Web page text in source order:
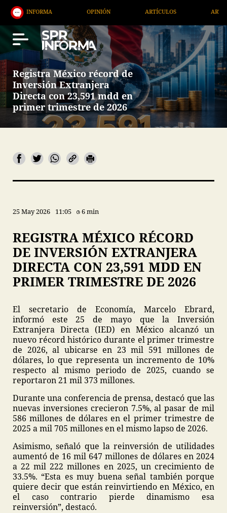
OPINIÓN ARTÍCULOS ARTE /
Registra México récord de
Inversión Extranjera
Directa con 23,591 mdd en
primer trimestre de 2026
25 May 2026 11:05 6 min
REGISTRA MÉXICO RÉCORD
DE INVERSIÓN EXTRANJERA
DIRECTA CON 23,591 MDD EN
PRIMER TRIMESTRE DE 2026
El secretario de Economía, Marcelo Ebrard,
informó este 25 de mayo que la Inversión
Extranjera Directa (IED) en México alcanzó un
nuevo récord histórico durante el primer trimestre
de 2026, al ubicarse en 23 mil 591 millones de
dólares, lo que representa un incremento de 10%
respecto al mismo periodo de 2025, cuando se
reportaron 21 mil 373 millones.
Durante una conferencia de prensa, destacó que las
nuevas inversiones crecieron 7.5%, al pasar de mil
586 millones de dólares en el primer trimestre de
2025 a mil 705 millones en el mismo lapso de 2026.
Asimismo, señaló que la reinversión de utilidades
aumentó de 16 mil 647 millones de dólares en 2024
a 22 mil 222 millones en 2025, un crecimiento de
33.5%. “Esta es muy buena señal también porque
quiere decir que están reinvirtiendo en México, en
el caso contrario pierde dinamismo esa
reinversión”, destacó.